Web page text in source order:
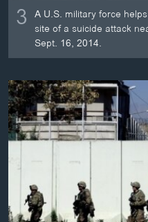
3 A U.S. military force
site of a suicide attack
Sept. 16, 2014.